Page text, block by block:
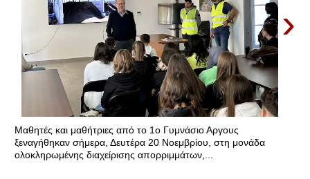
›
Μαθητές και μαθήτριες από το 1ο Γυμνάσιο Αργους
ξεναγήθηκαν σήμερα, Δευτέρα 20 Νοεμβρίου, στη μονάδα
ολοκληρωμένης διαχείρισης απορριμμάτων,...